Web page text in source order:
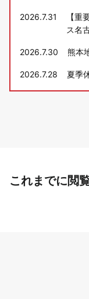
2026.7.31
【重
ス名
2026.7.30 熊本
2026.7.28 夏季
これまでに閲